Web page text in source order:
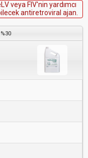
LVveya FV'nin yardımcı
i ecekantiretrovira ajan